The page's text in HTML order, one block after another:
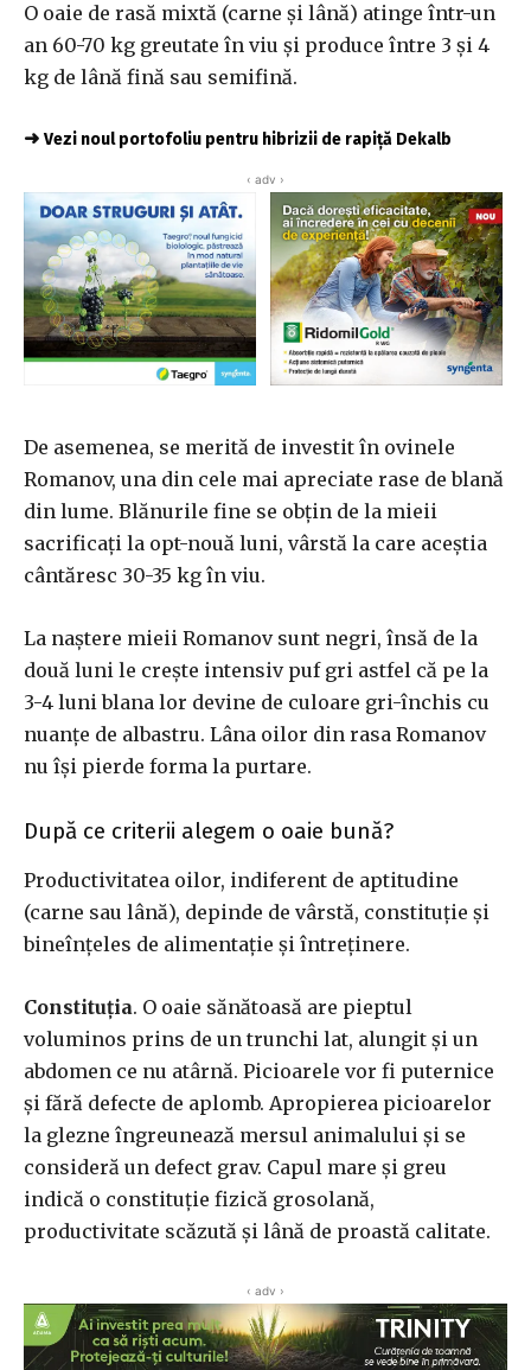
O oaie de rasă mixtă (carne și lână) atinge într-un
an 60-70 kg greutate în viu și produce între 3 și 4
kg de lână fină sau semifină.
➜ Vezi noul portofoliu pentru hibrizii de rapiță Dekalb
‹ adv ›
De asemenea, se merită de investit în ovinele
Romanov, una din cele mai apreciate rase de blană
din lume. Blănurile fine se obțin de la mieii
sacrificați la opt-nouă luni, vârstă la care aceștia
cântăresc 30-35 kg în viu.
La naștere mieii Romanov sunt negri, însă de la
două luni le crește intensiv puf gri astfel că pe la
3-4 luni blana lor devine de culoare gri-închis cu
nuanțe de albastru. Lâna oilor din rasa Romanov
nu își pierde forma la purtare.
După ce criterii alegem o oaie bună?
Productivitatea oilor, indiferent de aptitudine
(carne sau lână), depinde de vârstă, constituție și
bineînțeles de alimentație și întreținere.
Constituția. O oaie sănătoasă are pieptul
voluminos prins de un trunchi lat, alungit și un
abdomen ce nu atârnă. Picioarele vor fi puternice
și fără defecte de aplomb. Apropierea picioarelor
la glezne îngreunează mersul animalului și se
consideră un defect grav. Capul mare și greu
indică o constituție fizică grosolană,
productivitate scăzută și lână de proastă calitate.
‹ adv ›